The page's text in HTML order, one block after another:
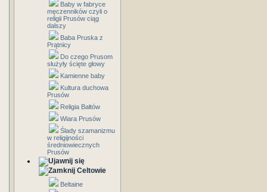
Baby w fabryce
męczenników czyli o
religii Prusów ciąg
dalszy
Baba Pruska z
Prątnicy
Do czego Prusom
służyły ścięte głowy
Kamienne baby
Kultura duchowa
Prusów
Religia Bałtów
Wiara Prusów
Ślady szamanizmu
w religijności
średniowiecznych
Prusów
Celtowie
Beltaine